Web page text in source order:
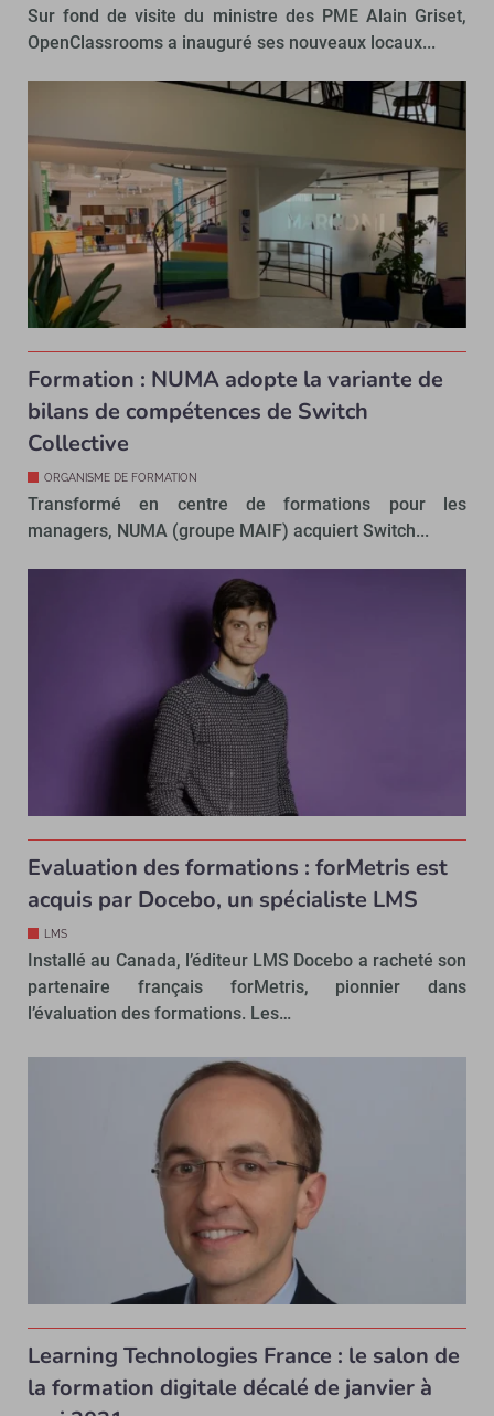
Sur fond de visite du ministre des PME Alain Griset,
OpenClassrooms a inauguré ses nouveaux locaux...
Formation : NUMA adopte la variante de
bilans de compétences de Switch
Collective
ORGANISME DE FORMATION
Transformé en centre de formations pour les
managers, NUMA (groupe MAIF) acquiert Switch...
Evaluation des formations : forMetris est
acquis par Docebo, un spécialiste LMS
LMS
Installé au Canada, l’éditeur LMS Docebo a racheté son
partenaire français forMetris, pionnier dans
l’évaluation des formations. Les…
Learning Technologies France : le salon de
la formation digitale décalé de janvier à